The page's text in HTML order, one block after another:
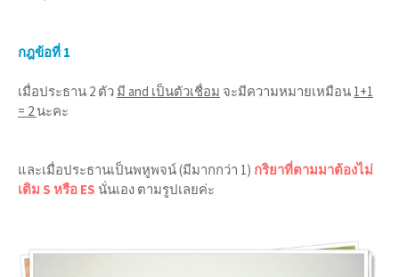
กฎข้อที่ 1
เมื่อประธาน 2 ตัว มี and เป็นตัวเชื่อม จะมีความหมายเหมือน 1+1
= 2 นะคะ
และเมื่อประธานเป็นพหูพจน์ (มีมากกว่า 1) กริยาที่ตามมาต้องไม่
เติม S หรือ ES นั่นเอง ตามรูปเลยค่ะ